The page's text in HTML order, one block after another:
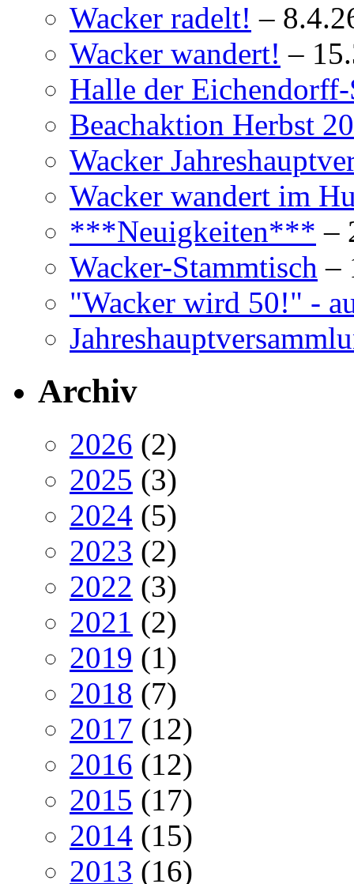
Wacker radelt! –
Wacker wandert! –
Halle der
Beachaktion Herbst
Wacker
Wacker wandert im
***Neuigkeiten*** –
Wacker-Stammtisch –
"Wacker wird 50!" -
Archiv
2026 (2)
2025 (3)
2024 (5)
2023 (2)
2022 (3)
2021 (2)
2019 (1)
2018 (7)
2017 (12)
2016 (12)
2015 (17)
2014 (15)
2013 (16)